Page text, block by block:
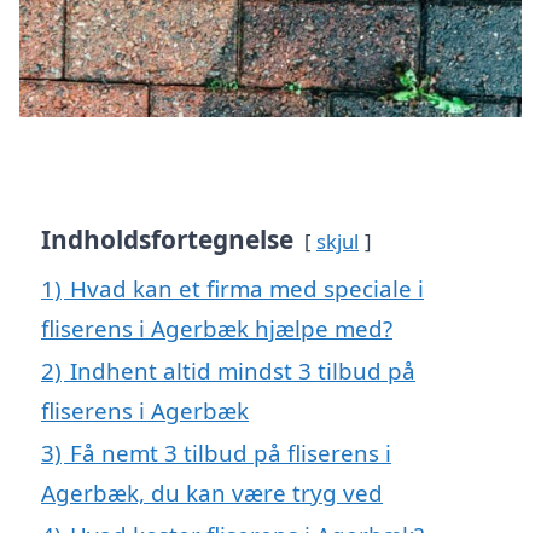
Indholdsfortegnelse skjul
1) Hvad kan et firma med speciale i
fliserens i Agerbæk hjælpe med?
2) Indhent altid mindst 3 tilbud på
fliserens i Agerbæk
3) Få nemt 3 tilbud på fliserens i
Agerbæk, du kan være tryg ved